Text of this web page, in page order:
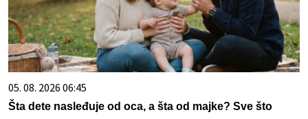
05. 08. 2026 06:45
Šta dete nasleđuje od oca, a šta od majke? Sve što